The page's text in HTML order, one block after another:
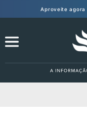
Aproveite agora